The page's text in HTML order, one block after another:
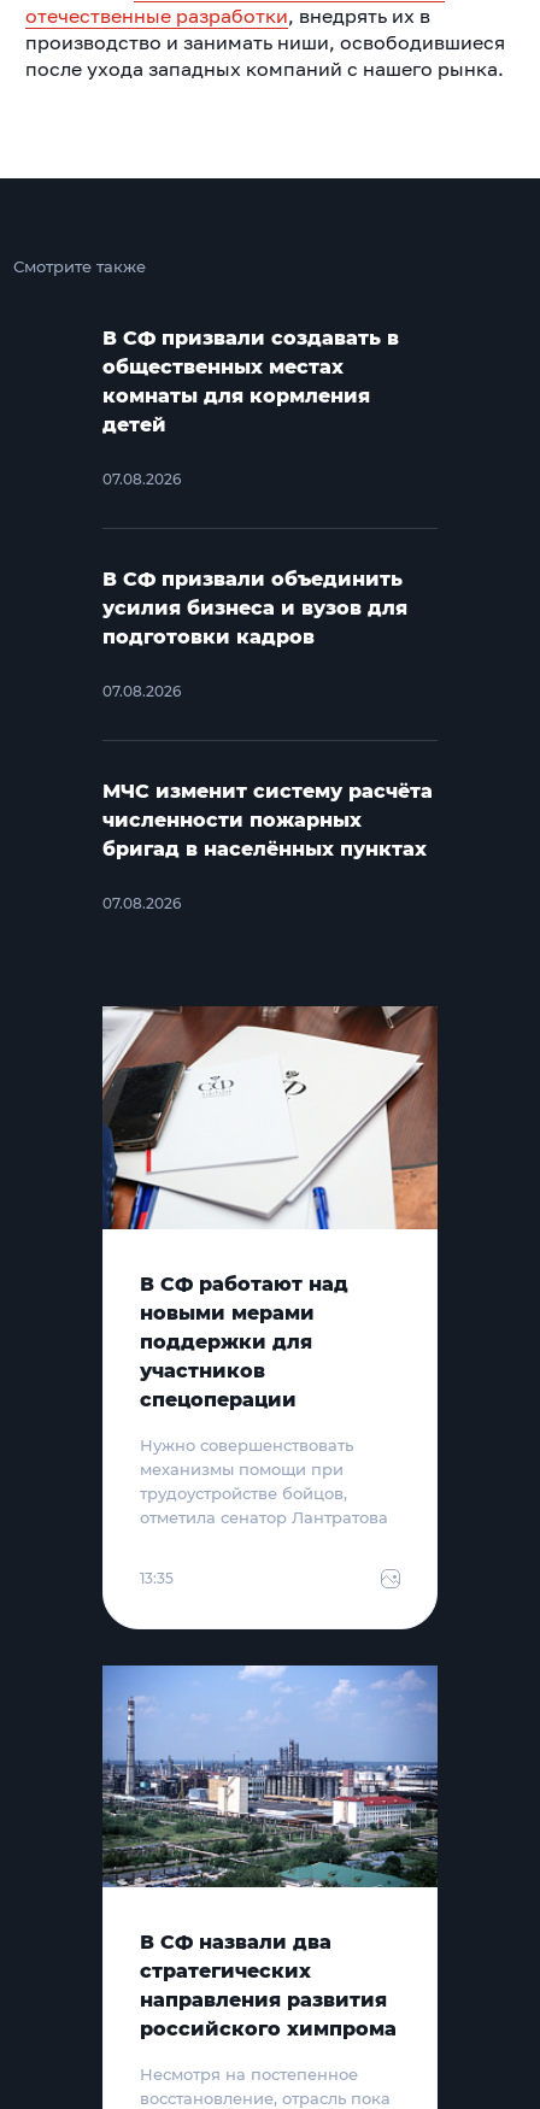
отечественные разработки, внедрять их в
производство и занимать ниши, освободившиеся
после ухода западных компаний с нашего рынка.
Смотрите также
В СФ призвали создавать в
общественных местах
комнаты для кормления
детей
07.08.2026
В СФ призвали объединить
усилия бизнеса и вузов для
подготовки кадров
07.08.2026
МЧС изменит систему расчёта
численности пожарных
бригад в населённых пунктах
07.08.2026
В СФ работают над
новыми мерами
поддержки для
участников
спецоперации
Нужно совершенствовать
механизмы помощи при
трудоустройстве бойцов,
отметила сенатор Лантратова
13:35
В СФ назвали два
стратегических
направления развития
российского химпрома
Несмотря на постепенное
восстановление, отрасль пока